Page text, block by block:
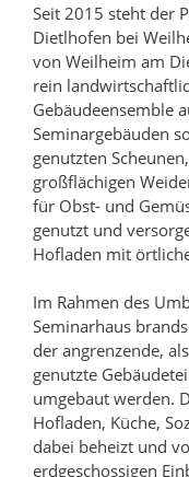
Seit 2015 steht der
Dietlhofen bei
von Weilheim am
rein
Gebäudeensemble
Seminargebäuden
genutzten
großflächigen
für Obst- und
genutzt und
Hofladen mit
Im Rahmen des
Seminarhaus
der angrenzende,
genutzte
umgebaut werden.
Hofladen, Küche,
dabei beheizt und
erdgeschossigen